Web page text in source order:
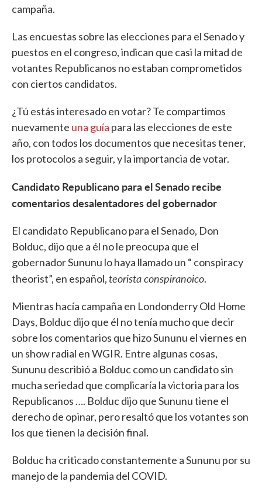
campaña.
Las encuestas sobre las elecciones para el Senado y
puestos en el congreso, indican que casi la mitad de
votantes Republicanos no estaban comprometidos
con ciertos candidatos.
¿Tú estás interesado en votar? Te compartimos
nuevamente una guía para las elecciones de este
año, con todos los documentos que necesitas tener,
los protocolos a seguir, y la importancia de votar.
Candidato Republicano para el Senado recibe
comentarios desalentadores del gobernador
El candidato Republicano para el Senado, Don
Bolduc, dijo que a él no le preocupa que el
gobernador Sununu lo haya llamado un “ conspiracy
theorist”, en español,teorista conspiranoico.
Mientras hacía campaña en Londonderry Old Home
Days, Bolduc dijo que él no tenía mucho que decir
sobre los comentarios que hizo Sununu el viernes en
un show radial en WGIR. Entre algunas cosas,
Sununu describió a Bolduc como un candidato sin
mucha seriedad que complicaría la victoria para los
Republicanos …. Bolduc dijo que Sununu tiene el
derecho de opinar, pero resaltó que los votantes son
los que tienen la decisión final.
Bolduc ha criticado constantemente a Sununu por su
manejo de la pandemia del COVID.